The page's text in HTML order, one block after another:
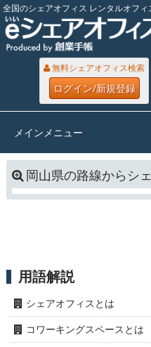
全国のシェアオフィス レンタルオフ
無料シェアオフィス検索
ログイン/新規登録
メインメニュー
岡山県の路線からシ
用語解説
シェアオフィスとは
コワーキングスペースとは